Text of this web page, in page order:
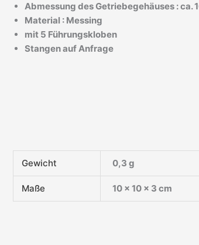
Abmessung des Getriebegehäuses : ca.
Material : Messing
mit 5 Führungskloben
Stangen auf Anfrage
Gewicht 0,3 g
Maße 10 × 10 × 3 cm